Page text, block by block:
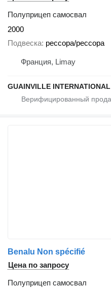
Полуприцеп самосвал
2000
Подвеска рессора/рессора
Франция, Limay
GUAINVILLE INTERNATIONAL
Benalu Non spécifié
Цена по запросу
Полуприцеп самосвал